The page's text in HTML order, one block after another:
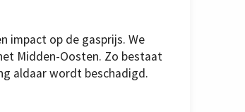
impact op de gasprijs. We
Midden-Oosten. Zo bestaat
aldaar wordt beschadigd.